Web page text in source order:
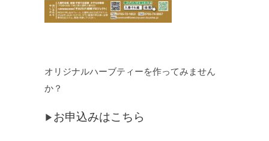
オリジナルハーブティーを作ってみません
か？
▶ お申込みはこちら